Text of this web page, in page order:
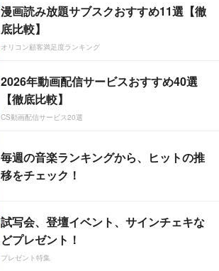
漫画読み放題サブスクおすすめ11選【徹
底比較】
オリコン顧客満足度ランキング
2026年動画配信サービスおすすめ40選
【徹底比較】
CS動画配信サービス20選
毎週の音楽ランキングから、ヒットの推
移をチェック！
試写会、登壇イベント、サインチェキな
どプレゼント！
プレゼント特集